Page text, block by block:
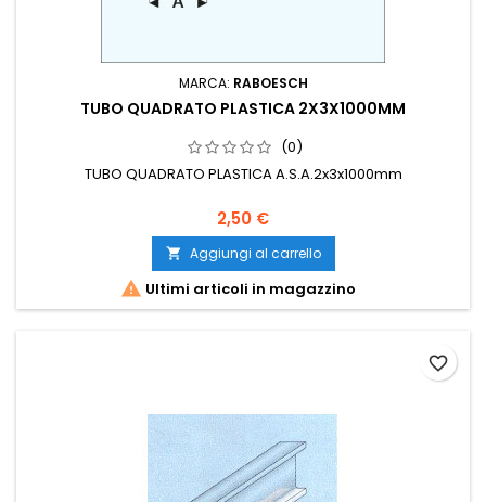
MARCA: RABOESCH
TUBO QUADRATO PLASTICA 2X3X1000MM
(0)
TUBO QUADRATO PLASTICA A.S.A.2x3x1000mm
2,50 €
 Aggiungi al carrello
 Ultimi articoli in magazzino
favorite_border